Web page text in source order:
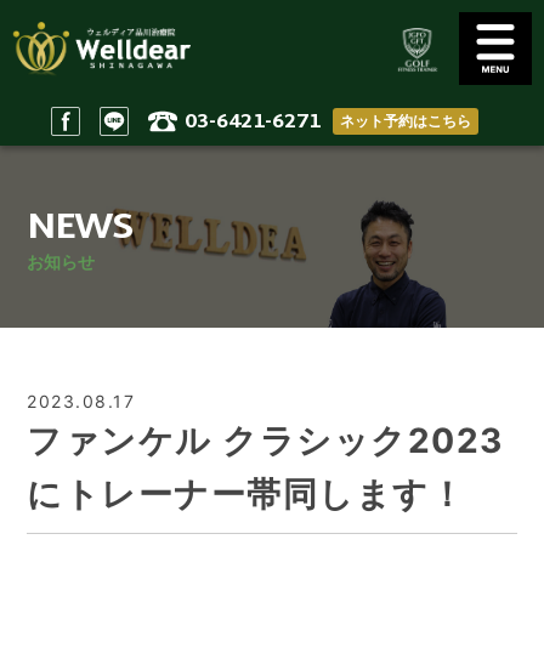
03-6421-6271 ネット予約はこちら
Staff
スタッフ
Access
アクセス
Home
ホーム
NEWS
お知らせ
2023.08.17
ファンケル クラシック2023
にトレーナー帯同します！